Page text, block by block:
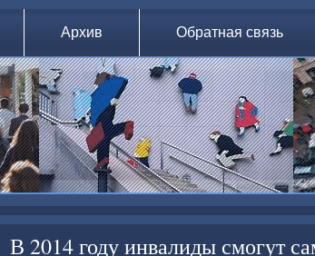
Архив Обратная связь
В 2014 году инвалиды смогут